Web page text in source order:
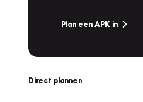
Plan een APK in
Direct plannen